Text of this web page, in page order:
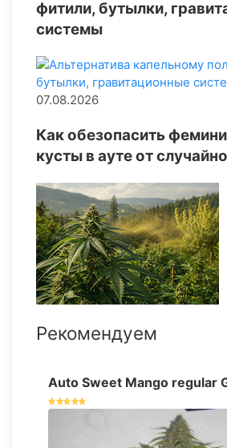
фитили, бутылки,
системы
07.08.2026
Как обезопасить
кусты в ауте от
Рекомендуем
Auto Sweet Mango regular